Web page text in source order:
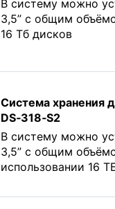
В систему можно
3,5” c общим
16 Tб дисков
Система хранения
DS‑318‑S2
В систему можно
3,5” c общим
использовании 16